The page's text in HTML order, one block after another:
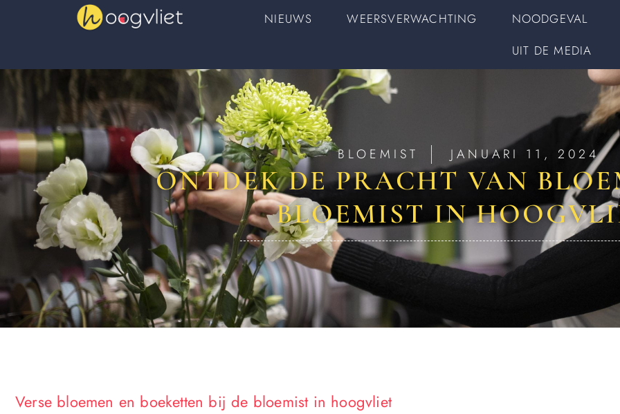
NIEUWS WEERSVERWACHTING
NOODGEVAL
UIT DE MEDIA
BLOEMIST JANUARI 11, 2024
ONTDEK DE PRACHT VAN
BLOEMIST IN
Verse bloemen en boeketten bij de bloemist in hoogvliet